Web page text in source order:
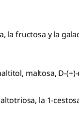
la fructosa y la
maltosa, D-
la 1-